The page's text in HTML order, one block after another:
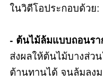
ในวิดีโอประกอบด้วย:
- ต้นไม้ล้มแบบถอนร
ส่งผลให้ต้นไม้บางส่ว
ต้านทานได้ จนล้มลงม